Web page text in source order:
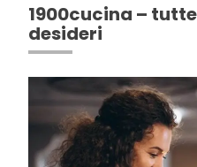
1900cucina –
desideri